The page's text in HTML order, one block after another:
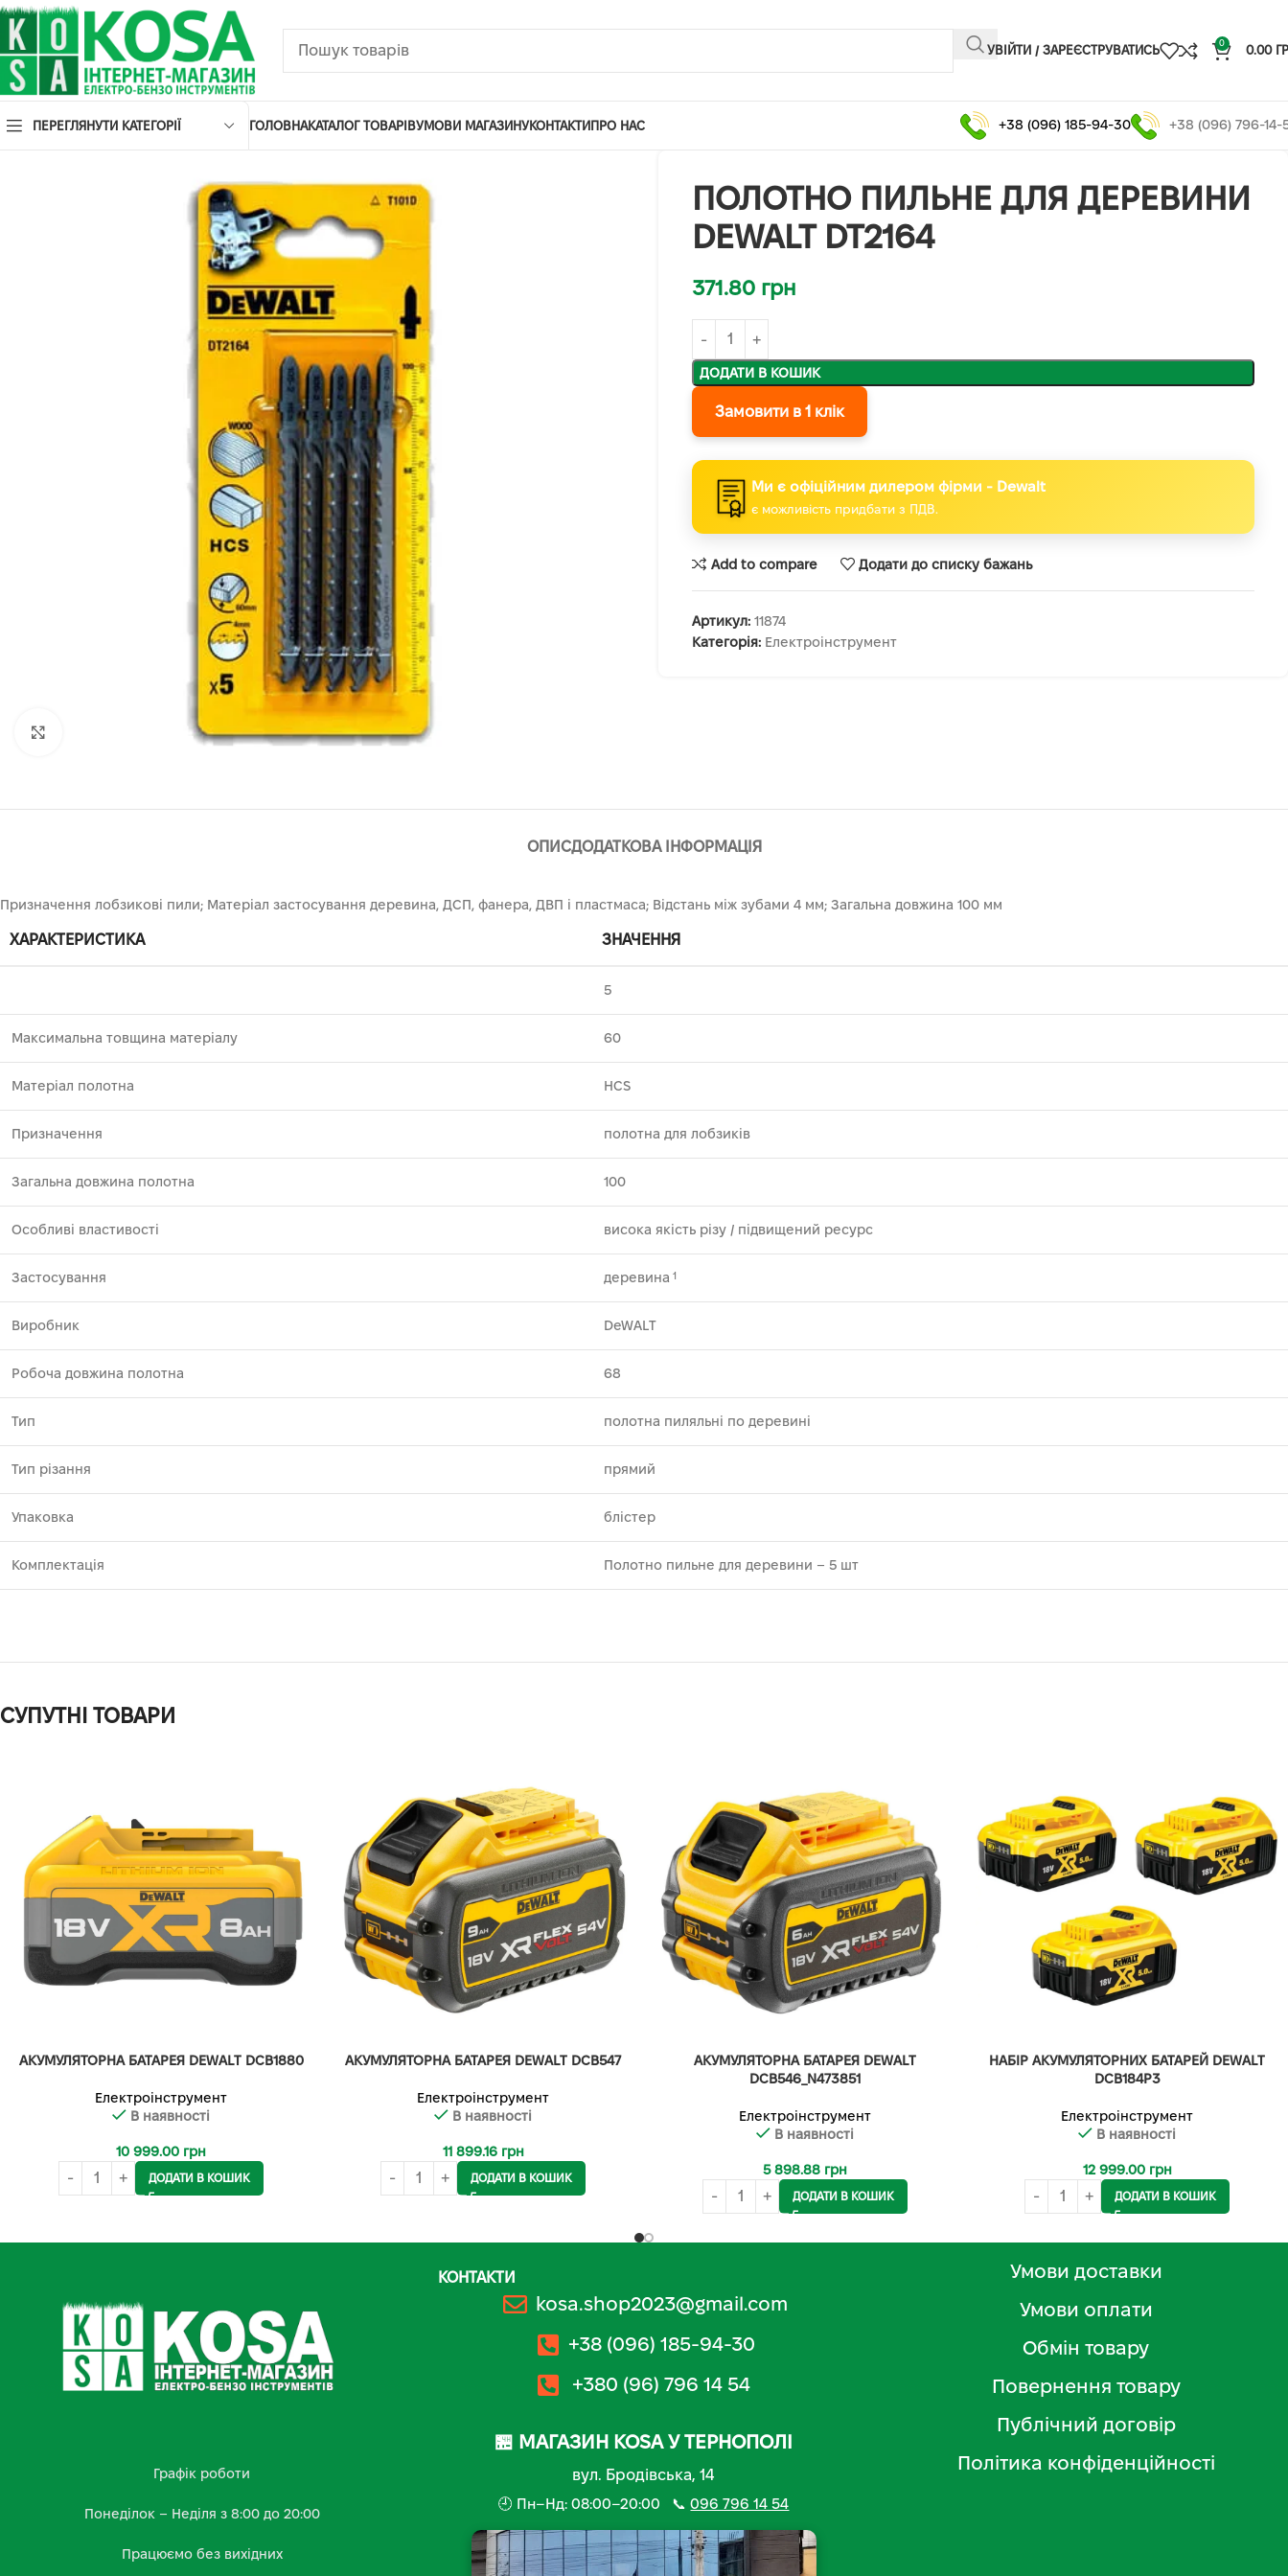
УВІЙТИ / ЗАРЕЄСТРУВАТИСЬ
0
0.00
ПЕРЕГЛЯНУТИ КАТЕГОРІЇ ГОЛОВНАКАТАЛОГ ТОВАРІВУМОВИ МАГАЗИНУКОНТАКТИПРО НАС +38 (096) 185-94-30 +38 (096) 796-14-
Клацніть, щоб збільшити
ПОЛОТНО ПИЛЬНЕ ДЛЯ ДЕРЕВИНИ
DEWALT DT2164
371.80 грн
ДОДАТИ В КОШИК
Замовити в 1 клік
Ми є офіційним дилером фірми - Dewalt
є можливість придбати з ПДВ.
Add to compare Додати до списку бажань
Артикул: 11874
Категорія: Електроінструмент
ОПИСДОДАТКОВА ІНФОРМАЦІЯ
Призначення лобзикові пили; Матеріал застосування деревина, ДСП, фанера, ДВП і пластмаса; Відстань між зубами 4 мм; Загальна довжина 100 мм
ХАРАКТЕРИСТИКА ЗНАЧЕННЯ
5
Максимальна товщина матеріалу 60
Матеріал полотна HCS
Призначення полотна для лобзиків
Загальна довжина полотна 100
Особливі властивості висока якість різу ⁄ підвищений ресурс
Застосування деревина 1
Виробник DeWALT
Робоча довжина полотна 68
Тип полотна пиляльні по деревині
Тип різання прямий
Упаковка блістер
Комплектація Полотно пильне для деревини – 5 шт
СУПУТНІ ТОВАРИ
АКУМУЛЯТОРНА БАТАРЕЯ DEWALT DCB1880
Електроінструмент
В наявності
10 999.00 грн
ДОДАТИ В КОШИК
АКУМУЛЯТОРНА БАТАРЕЯ DEWALT DCB547
Електроінструмент
В наявності
11 899.16 грн
ДОДАТИ В КОШИК
АКУМУЛЯТОРНА БАТАРЕЯ DEWALT
DCB546_N473851
Електроінструмент
В наявності
5 898.88 грн
ДОДАТИ В КОШИК
НАБІР АКУМУЛЯТОРНИХ БАТАРЕЙ DEWALT
DCB184P3
Електроінструмент
В наявності
12 999.00 грн
ДОДАТИ В КОШИК
Графік роботи
Понеділок – Неділя з 8:00 до 20:00
Працюємо без вихідних
КОНТАКТИ
kosa.shop2023@gmail.com
+38 (096) 185-94-30
+380 (96) 796 14 54
🏪 МАГАЗИН KOSA У ТЕРНОПОЛІ
вул. Бродівська, 14
🕘 Пн–Нд: 08:00–20:00 📞096 796 14 54
Умови доставки
Умови оплати
Обмін товару
Повернення товару
Публічний договір
Політика конфіденційності